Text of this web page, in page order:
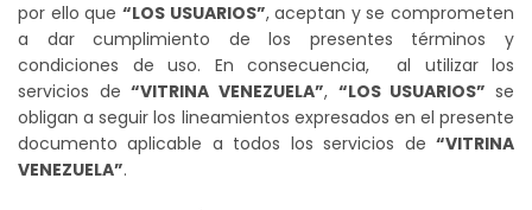
por ello que “LOS USUARIOS”, aceptan y se comprometen
a dar cumplimiento de los presentes términos y
condiciones de uso. En consecuencia, al utilizar los
servicios de“VITRINA VENEZUELA”, “LOS USUARIOS”se
obligan a seguir los lineamientos expresados en el presente
documento aplicable a todos los servicios de “VITRINA
VENEZUELA”.